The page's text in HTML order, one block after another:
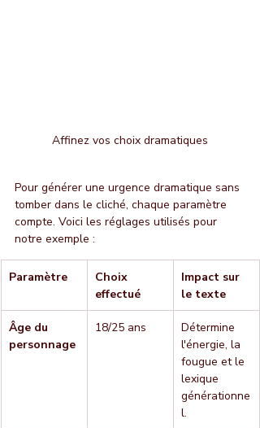
Affinez vos choix dramatiques
Pour générer une urgence dramatique sans
tomber dans le cliché, chaque paramètre
compte. Voici les réglages utilisés pour
notre exemple :
Paramètre
Choix
effectué
Impact sur
le texte
Âge du
personnage
18/25 ans
Détermine
l'énergie, la
fougue et le
lexique
générationne
l.